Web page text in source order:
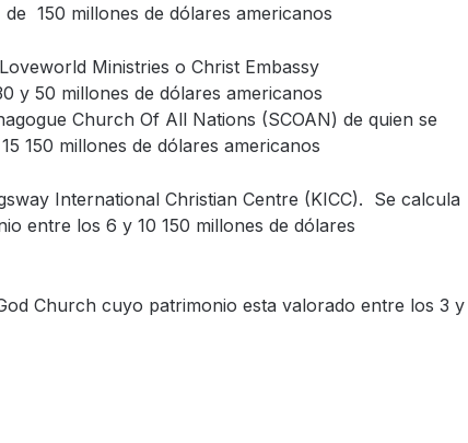
150 millones de dólares americanos
Ministries o Christ Embassy
y 50 millones de dólares americanos
Church Of All Nations (SCOAN) de quien se
150 millones de dólares americanos
International Christian Centre (KICC). Se calcula
entre los 6 y 10 150 millones de dólares
Church cuyo patrimonio esta valorado entre los 3 y